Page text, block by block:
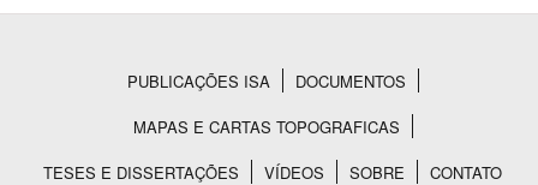
Rodapé
PUBLICAÇÕES ISA
DOCUMENTOS
MAPAS E CARTAS TOPOGRAFICAS
TESES E DISSERTAÇÕES
VÍDEOS SOBRE CONTATO